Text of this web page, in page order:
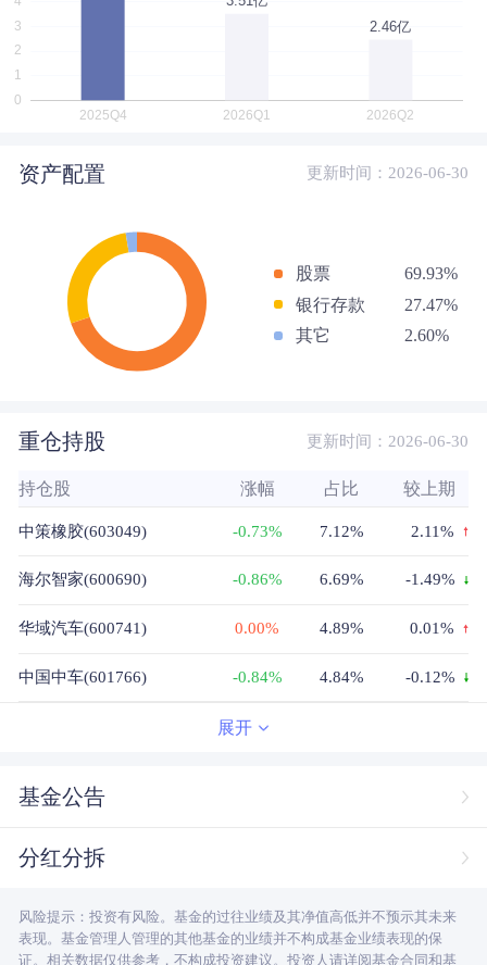
资产配置 更新时间：2026-06-30
股票
69.93%
银行存款
27.47%
其它
2.60%
重仓持股 更新时间：2026-06-30
持仓股 涨幅 占比 较上期
中策橡胶(603049) -0.73% 7.12% 2.11%
海尔智家(600690) -0.86% 6.69% -1.49%
华域汽车(600741) 0.00% 4.89% 0.01%
中国中车(601766) -0.84% 4.84% -0.12%
-0.24%
华勤技术(603296)
中联重科(000157) -0.69% 3.18% 3.18%
展开
基金公告
分红分拆
风险提示：投资有风险。基金的过往业绩及其净值高低并不预示其未来
表现。基金管理人管理的其他基金的业绩并不构成基金业绩表现的保
证。相关数据仅供参考，不构成投资建议。投资人请详阅基金合同和基